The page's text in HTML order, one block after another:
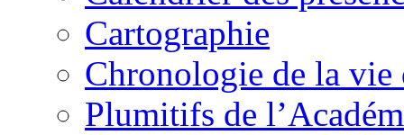
Cartographie
Chronologie de la vie
Plumitifs de